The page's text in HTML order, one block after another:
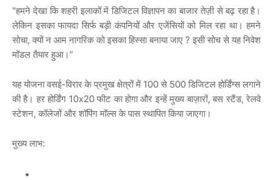
“हमने देखा कि शहरी इलाकों में डिजिटल विज्ञापन का बाजार तेज़ी से बढ़ रहा है।
लेकिन इसका फायदा सिर्फ बड़ी कंपनियों और एजेंसियों को मिल रहा था। हमने
सोचा, क्यों न आम नागरिक को इसका हिस्सा बनाया जाए ? इसी सोच से यह निवेश
मॉडल तैयार हुआ।”
यह योजना वसई-विरार के प्रमुख क्षेत्रों में 100 से 500 डिजिटल होर्डिंग्स लगाने
की है। हर होर्डिंग 10x20 फीट का होगा और इन्हें मुख्य बाज़ारों, बस स्टैंड, रेलवे
स्टेशन, कॉलेजों और शॉपिंग मॉल्स के पास स्थापित किया जाएगा।
मुख्य लाभ: